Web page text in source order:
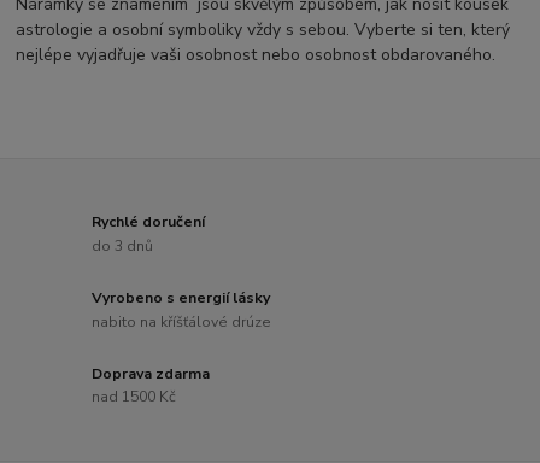
astrologie a osobní symboliky vždy s sebou. Vyberte si ten, který
nejlépe vyjadřuje vaši osobnost nebo osobnost obdarovaného.
Rychlé doručení
do 3 dnů
Vyrobeno s energií lásky
nabito na kříšťálové drúze
Doprava zdarma
nad 1500 Kč